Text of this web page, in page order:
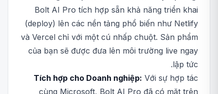
Bolt AI Pro tích hợp sẵn khả năng triển khai
(deploy) lên các nền tảng phổ biến như Netlify
và Vercel chỉ với một cú nhấp chuột. Sản phẩm
của bạn sẽ được đưa lên môi trường live ngay
lập tức.
Tích hợp cho Doanh nghiệp: Với sự hợp tác
cùng Microsoft, Bolt AI Pro đã có mặt trên